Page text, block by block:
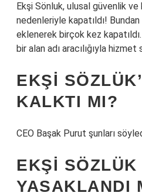
Ekşi Sönluk, ulusal güvenlik
nedenleriyle kapatıldı!
eklenerek birçok kez
bir alan adı aracılığıyla
EKŞI
KALKTI MI?
CEO Başak Purut şunları
EKŞI SÖZLÜK
YASAKLANDI